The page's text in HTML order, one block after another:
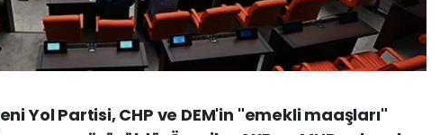
Yol Partisi, CHP ve DEM'in "emekli maaşları"